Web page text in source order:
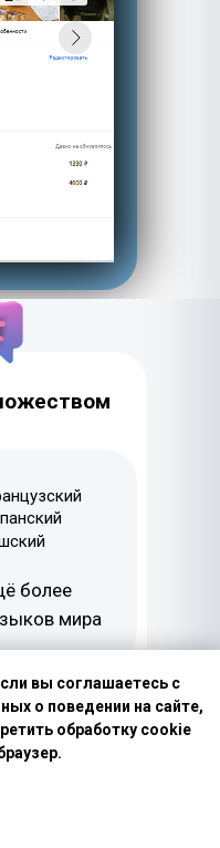
вы соглашаетесь с
о поведении на сайте,
обработку cookie
более
мира